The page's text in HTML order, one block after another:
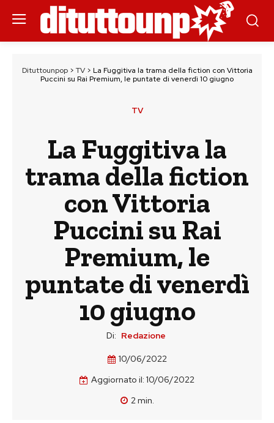
Dituttounpop> TV> La Fuggitiva la trama della fiction con Vittoria
Puccini su Rai Premium, le puntate di venerdì 10 giugno
TV
La Fuggitiva la
trama della fiction
con Vittoria
Puccini su Rai
Premium, le
puntate di venerdì
10 giugno
Di: Redazione
10/06/2022
Aggiornato il: 10/06/2022
2min.